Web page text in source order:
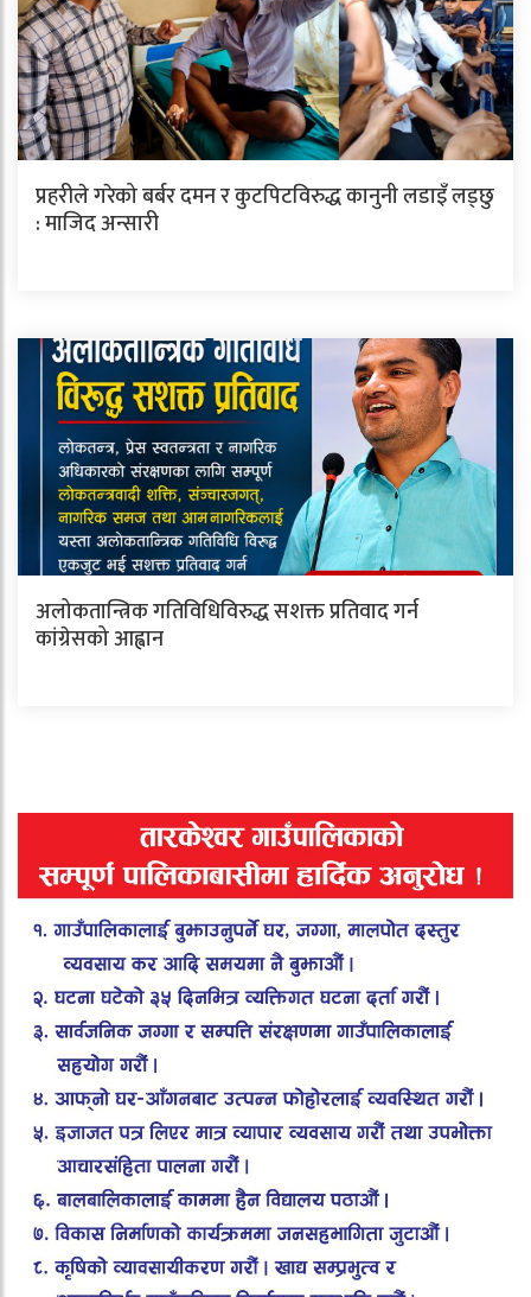
प्रहरीले गरेको बर्बर दमन र कुटपिटविरुद्ध कानुनी लडाइँ लड्छु
: माजिद अन्सारी
अलोकतान्त्रिक गतिविधिविरुद्ध सशक्त प्रतिवाद गर्न
कांग्रेसको आह्वान